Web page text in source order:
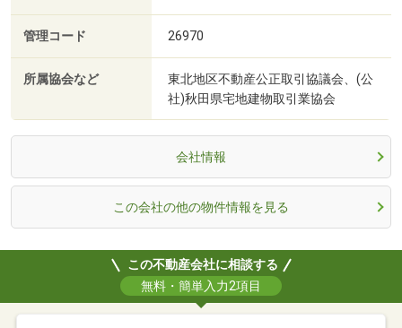
管理コード 26970
所属協会など
東北地区不動産公正取引協議会、(公
社)秋田県宅地建物取引業協会
会社情報
この会社の他の物件情報を見る
この不動産会社に相談する
無料・簡単入力2項目